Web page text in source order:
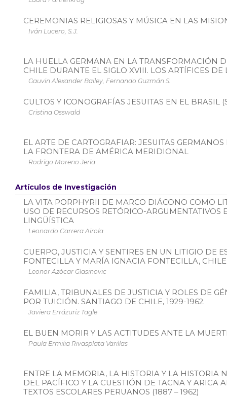
CEREMONIAS RELIGIOSAS Y MÚSICA EN LAS
Iván Lucero, S.J.
LA HUELLA GERMANA EN LA TRANSFORMACIÓN
CHILE DURANTE EL SIGLO XVIII. LOS ARTÍFICES
Gauvin Alexander Bailey, Fernando Guzmán S.
CULTOS Y ICONOGRAFÍAS JESUITAS EN EL BRASIL
Cristina Osswald
EL ARTE DE CARTOGRAFIAR: JESUITAS
LA FRONTERA DE AMÉRICA MERIDIONAL
Rodrigo Moreno Jeria
Artículos de Investigación
LA VITA PORPHYRII DE MARCO DIÁCONO COMO
USO DE RECURSOS RETÓRICO-ARGUMENTATIVOS
LINGÜÍSTICA
Leonardo Carrera Airola
CUERPO, JUSTICIA Y SENTIRES EN UN LITIGIO DE
FONTECILLA Y MARÍA IGNACIA FONTECILLA,
Leonor Azócar Glasinovic
FAMILIA, TRIBUNALES DE JUSTICIA Y ROLES DE
POR TUICIÓN. SANTIAGO DE CHILE, 1929-1962.
Javiera Errázuriz Tagle
EL BUEN MORIR Y LAS ACTITUDES ANTE LA
Paula Ermilia Rivasplata Varillas
ENTRE LA MEMORIA, LA HISTORIA Y LA HISTORIA
DEL PACÍFICO Y LA CUESTIÓN DE TACNA Y ARICA
TEXTOS ESCOLARES PERUANOS (1887 – 1962)